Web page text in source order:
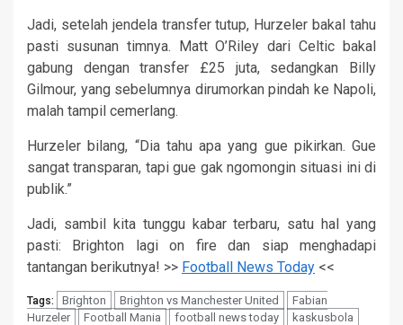
Jadi, setelah jendela transfer tutup, Hurzeler bakal tahu
pasti susunan timnya. Matt O’Riley dari Celtic bakal
gabung dengan transfer £25 juta, sedangkan Billy
Gilmour, yang sebelumnya dirumorkan pindah ke Napoli,
malah tampil cemerlang.
Hurzeler bilang, “Dia tahu apa yang gue pikirkan. Gue
sangat transparan, tapi gue gak ngomongin situasi ini di
publik.”
Jadi, sambil kita tunggu kabar terbaru, satu hal yang
pasti: Brighton lagi on fire dan siap menghadapi
tantangan berikutnya! >> Football News Today <<
Tags: Brighton Brighton vs Manchester United
Fabian
Hurzeler
Football Mania football news today
kaskusbola